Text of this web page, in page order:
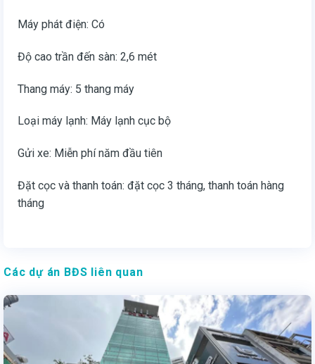
Máy phát điện: Có
Độ cao trần đến sàn: 2,6 mét
Thang máy: 5 thang máy
Loại máy lạnh: Máy lạnh cục bộ
Gửi xe: Miễn phí năm đầu tiên
Đặt cọc và thanh toán: đặt cọc 3 tháng, thanh toán hàng
tháng
Các dự án BĐS liên quan